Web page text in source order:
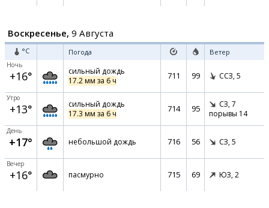
Воскресенье, 9 Августа
°C Погода Ветер
Ночь
+16°
сильный дождь
17.2 мм за 6 ч
711 99 ССЗ, 5
Утро
+13°
сильный дождь
17.3 мм за 6 ч
714 95 СЗ, 7
порывы 14
День
+17° небольшой дождь 716 56 СЗ, 5
Вечер
+16° пасмурно 715 69 ЮЗ, 2